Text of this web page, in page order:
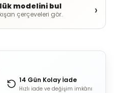
modelini bul
çerçeveleri gör. ›
14 Gün Kolay İade
Hızlı iade ve değişim imkânı